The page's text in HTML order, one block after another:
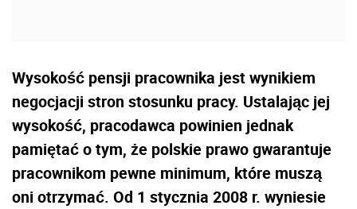
Wysokość pensji pracownika jest wynikiem
negocjacji stron stosunku pracy. Ustalając jej
wysokość, pracodawca powinien jednak
pamiętać o tym, że polskie prawo gwarantuje
pracownikom pewne minimum, które muszą
oni otrzymać. Od 1 stycznia 2008 r. wyniesie